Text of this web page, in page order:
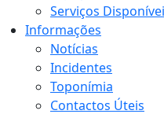
Serviços
Informações
Notícias
Incidentes
Toponímia
Contactos Úteis